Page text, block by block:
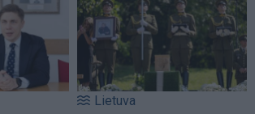
Lietuva